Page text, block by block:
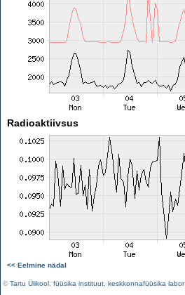
Radioaktiivsus
<< Eelmine nädal
©Tartu Ülikool füüsika instituut keskkonnafüüsika labor